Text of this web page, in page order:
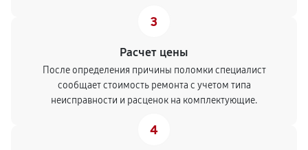
3
Расчет цены
После определения причины поломки специалист
сообщает стоимость ремонта с учетом типа
неисправности и расценок на комплектующие.
4